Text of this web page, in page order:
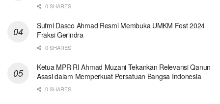
0 SHARES
Sufmi Dasco Ahmad Resmi Membuka UMKM Fest 2024
Fraksi Gerindra
0 SHARES
Ketua MPR RI Ahmad Muzani Tekankan Relevansi Qanun
Asasi dalam Memperkuat Persatuan Bangsa Indonesia
0 SHARES